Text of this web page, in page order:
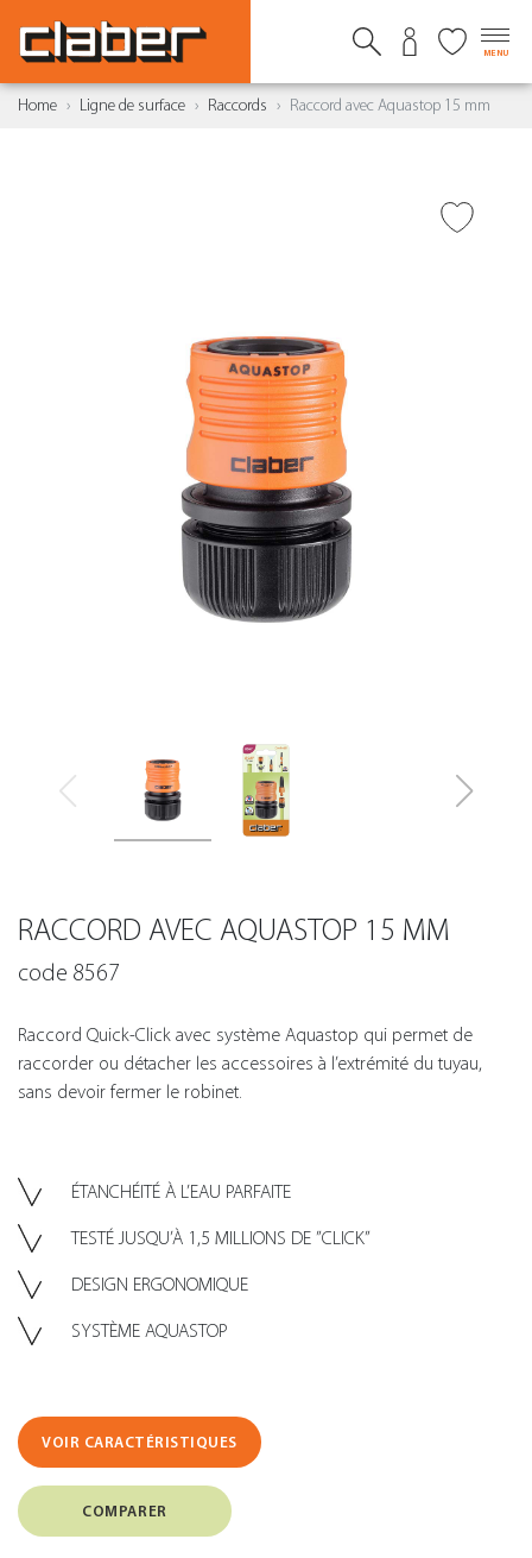
MENU
Home Ligne de surface Raccords Raccord avec Aquastop 15 mm
RACCORD AVEC AQUASTOP 15 MM
code 8567
Raccord Quick-Click avec système Aquastop qui permet de
raccorder ou détacher les accessoires à l’extrémité du tuyau,
sans devoir fermer le robinet.
ÉTANCHÉITÉ À L’EAU PARFAITE
TESTÉ JUSQU’À 1,5 MILLIONS DE ”CLICK”
DESIGN ERGONOMIQUE
SYSTÈME AQUASTOP
VOIR CARACTÉRISTIQUES
COMPARER